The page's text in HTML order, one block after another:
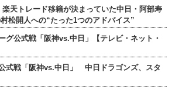
天トレード移籍が決まっていた中日・阿部寿
松開人への“たった1つのアドバイス”
公式戦「阪神vs.中日」【テレビ・ネット・
式戦「阪神vs.中日」 中日ドラゴンズ、スタ